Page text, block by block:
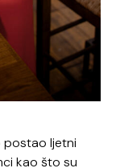
postao ljetni
kao što su